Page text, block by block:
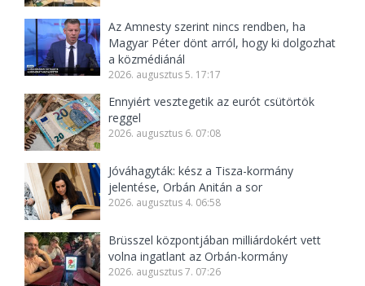
Az Amnesty szerint nincs rendben, ha
Magyar Péter dönt arról, hogy ki dolgozhat
a közmédiánál
2026. augusztus 5. 17:17
Ennyiért vesztegetik az eurót csütörtök
reggel
2026. augusztus 6. 07:08
Jóváhagyták: kész a Tisza-kormány
jelentése, Orbán Anitán a sor
2026. augusztus 4. 06:58
Brüsszel központjában milliárdokért vett
volna ingatlant az Orbán-kormány
2026. augusztus 7. 07:26